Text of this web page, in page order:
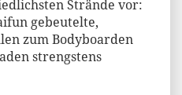
Strände vor:
gebeutelte,
zum Bodyboarden
strengstens